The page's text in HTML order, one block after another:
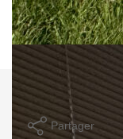
G. Montant estimé
un usage standard
années 2021,2022
Partager